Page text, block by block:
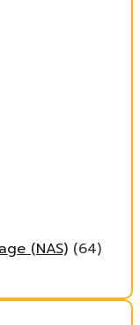
(NAS) (64)